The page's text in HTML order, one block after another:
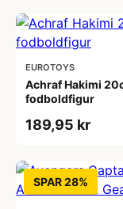
EUROTOYS
Achraf Hakimi
fodboldfigur
189,95 kr
SPAR 28%